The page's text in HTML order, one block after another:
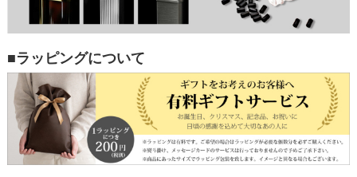
■ラッピングについて